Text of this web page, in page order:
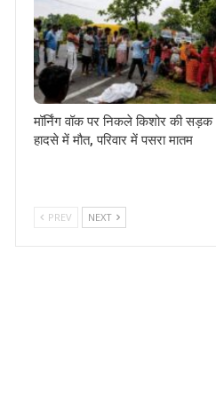
मॉर्निंग वॉक पर निकले किशोर की सड़क
हादसे में मौत, परिवार में पसरा मातम
PREV NEXT